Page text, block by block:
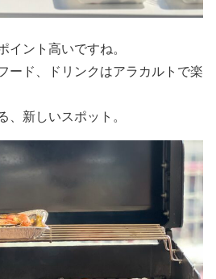
イント高いですね。
ード、ドリンクはアラカルトで楽
、新しいスポット。